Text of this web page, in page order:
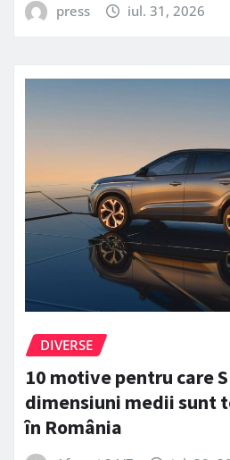
press iul. 31, 2026
DIVERSE
10 motive pentru care
dimensiuni medii sunt
în România